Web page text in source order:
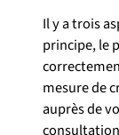
Il y a trois
principe, le
mesure de
auprès de